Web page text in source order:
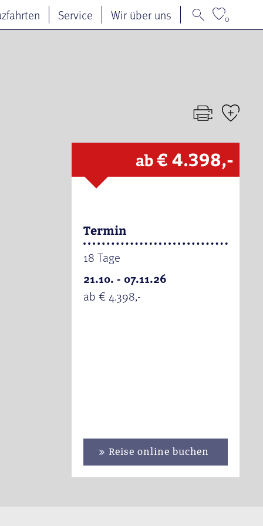
Service Wir über uns 0
ab€ 4.398,-
Termin
18 Tage
21.10. - 07.11.26
ab € 4.398,-
Reise online buchen